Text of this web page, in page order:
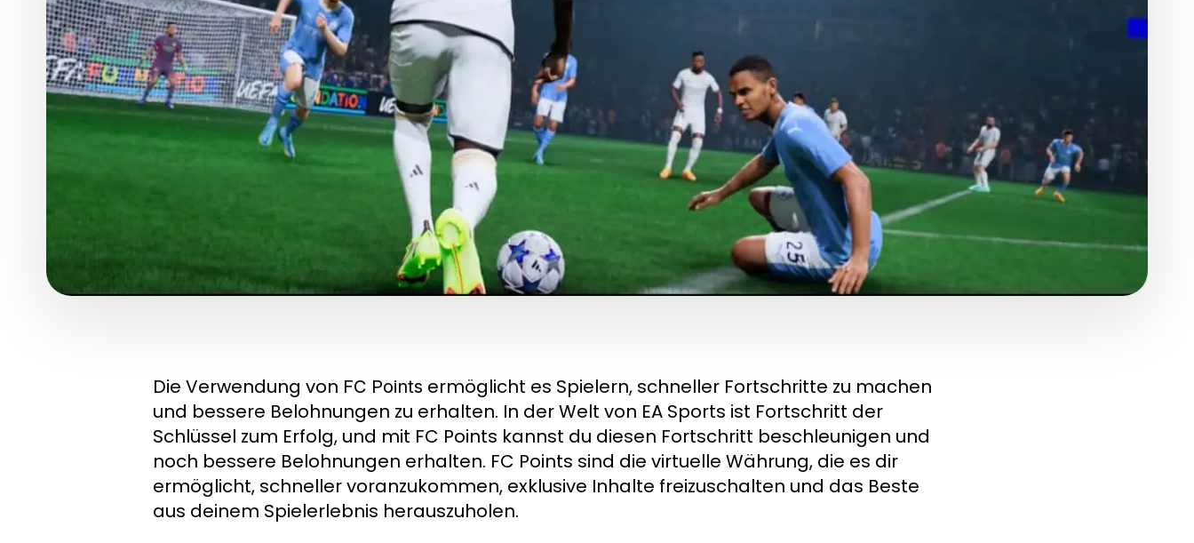
Die Verwendung von FC Points ermöglicht es Spielern, schneller Fortschritte zu machen
und bessere Belohnungen zu erhalten. In der Welt von EA Sports ist Fortschritt der
Schlüssel zum Erfolg, und mit FC Points kannst du diesen Fortschritt beschleunigen und
noch bessere Belohnungen erhalten. FC Points sind die virtuelle Währung, die es dir
ermöglicht, schneller voranzukommen, exklusive Inhalte freizuschalten und das Beste
aus deinem Spielerlebnis herauszuholen.